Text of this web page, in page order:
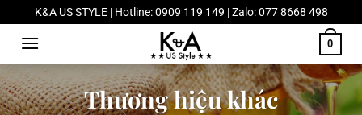
Chuyển
đến
dung
K&A US STYLE | Hotline: 0909 119 149 | Zalo: 077 8668 498
0
Thương hiệu khác